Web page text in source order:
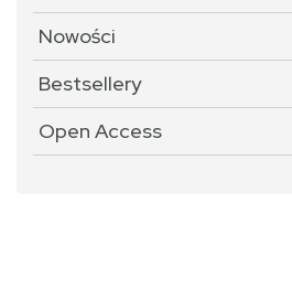
Nowości
Bestsellery
Open Access